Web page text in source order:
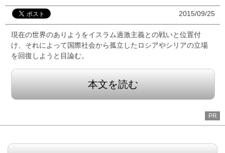
2015/09/25
現在の世界のありようをイスラム過激主義との戦いと位置付
け、それによって国際社会から孤立したロシアやシリアの立場
を回復しようと目論む。
本文を読む
PR